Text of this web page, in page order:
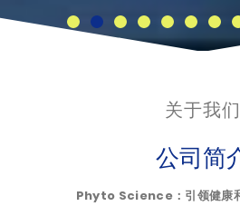
关于我们
公司简
Phyto Science：引领健康